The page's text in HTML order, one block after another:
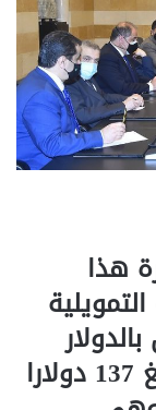
هذا
الأميركي وبمعدل وسطي يبلغ 137 دولارا